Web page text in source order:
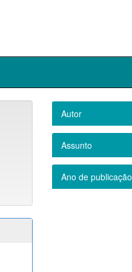
Autor
Assunto
Ano de publicação